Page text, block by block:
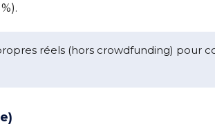
réels (hors crowdfunding) pour